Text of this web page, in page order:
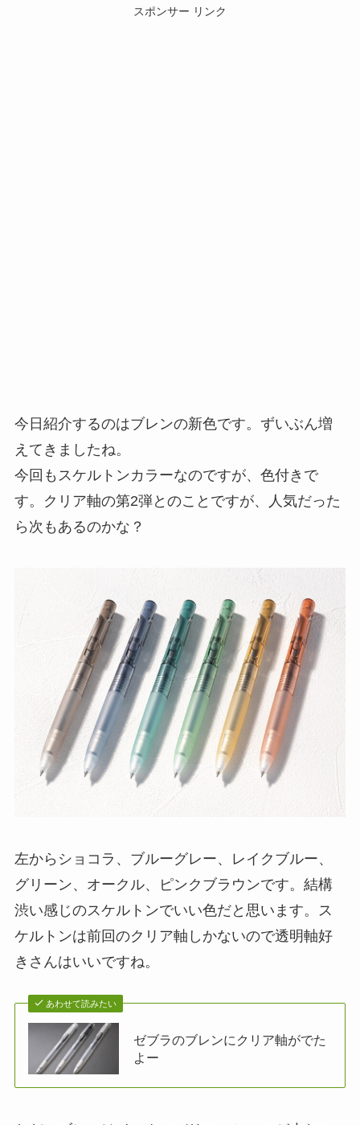
スポンサー リンク
今日紹介するのはブレンの新色です。ずいぶん増
えてきましたね。
今回もスケルトンカラーなのですが、色付きで
す。クリア軸の第2弾とのことですが、人気だった
ら次もあるのかな？
左からショコラ、ブルーグレー、レイクブルー、
グリーン、オークル、ピンクブラウンです。結構
渋い感じのスケルトンでいい色だと思います。ス
ケルトンは前回のクリア軸しかないので透明軸好
きさんはいいですね。
あわせて読みたい
ゼブラのブレンにクリア軸がでた
よー